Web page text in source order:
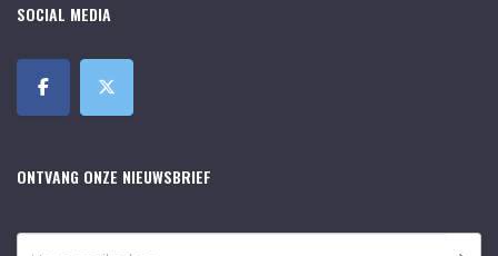
SOCIAL MEDIA
ONTVANG ONZE NIEUWSBRIEF